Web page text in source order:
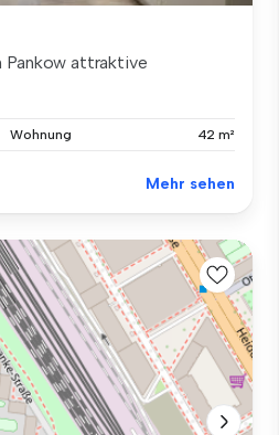
Pankow attraktive
Wohnung 42 m²
Mehr sehen